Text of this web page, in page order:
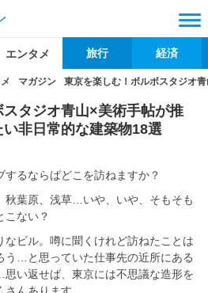
エンタメ 旅行 経済
マガジン 東京を楽しむ！ボルボスタジオ
タジオ青山×美術手帖が推
非日常的な建築物18選
るならばどこを訪ねますか？
秋葉原、浅草…いや、いや、そもそも
こない？
なビル。噂に聞くけれど訪ねたことは
う…と思っていた仕事先の近所にある
い返せば、東京には不思議な造形を